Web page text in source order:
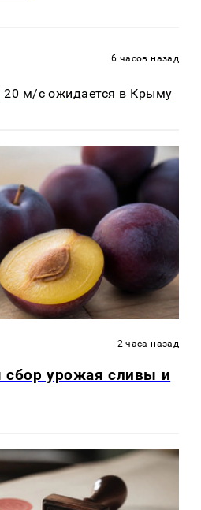
6 часов назад
20 м/с ожидается в Крыму
2 часа назад
урожая сливы и